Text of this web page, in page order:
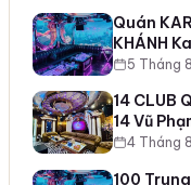
Quán
KHÁNH
5 Tháng
14 CLUB
14 Vũ
4 Tháng
100